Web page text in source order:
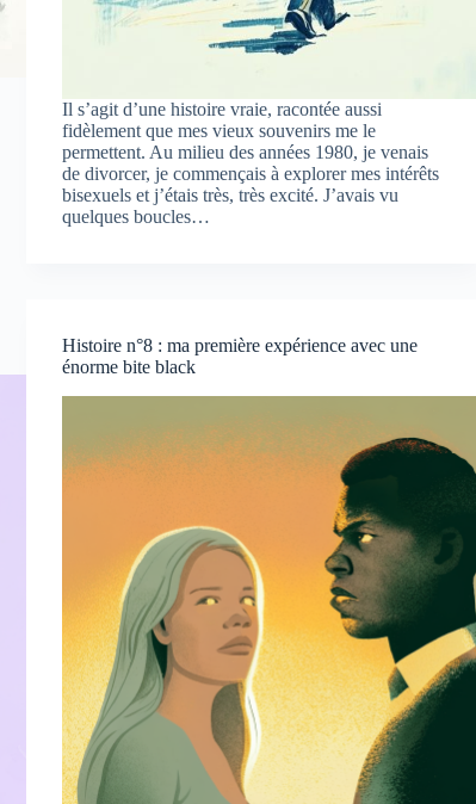
Il s’agit d’une histoire vraie, racontée aussi
fidèlement que mes vieux souvenirs me le
permettent. Au milieu des années 1980, je venais
de divorcer, je commençais à explorer mes intérêts
bisexuels et j’étais très, très excité. J’avais vu
quelques boucles…
Histoire n°8 : ma première expérience avec une
énorme bite black